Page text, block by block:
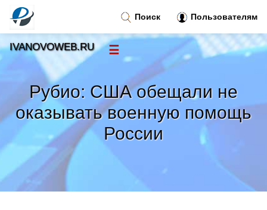
Рубио: США обещали не
оказывать военную помощь
России
Поиск Пользователям
IVANOVOWEB.RU ☰
Новости
Тренды новостей »
»
Правила »